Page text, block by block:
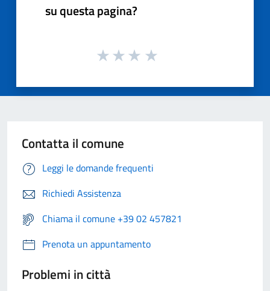
su questa pagina?
Contatta il comune
Leggi le domande frequenti
Richiedi Assistenza
Chiama il comune +39 02 457821
Prenota un appuntamento
Problemi in città